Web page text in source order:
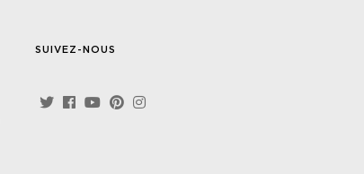
SUIVEZ-NOUS